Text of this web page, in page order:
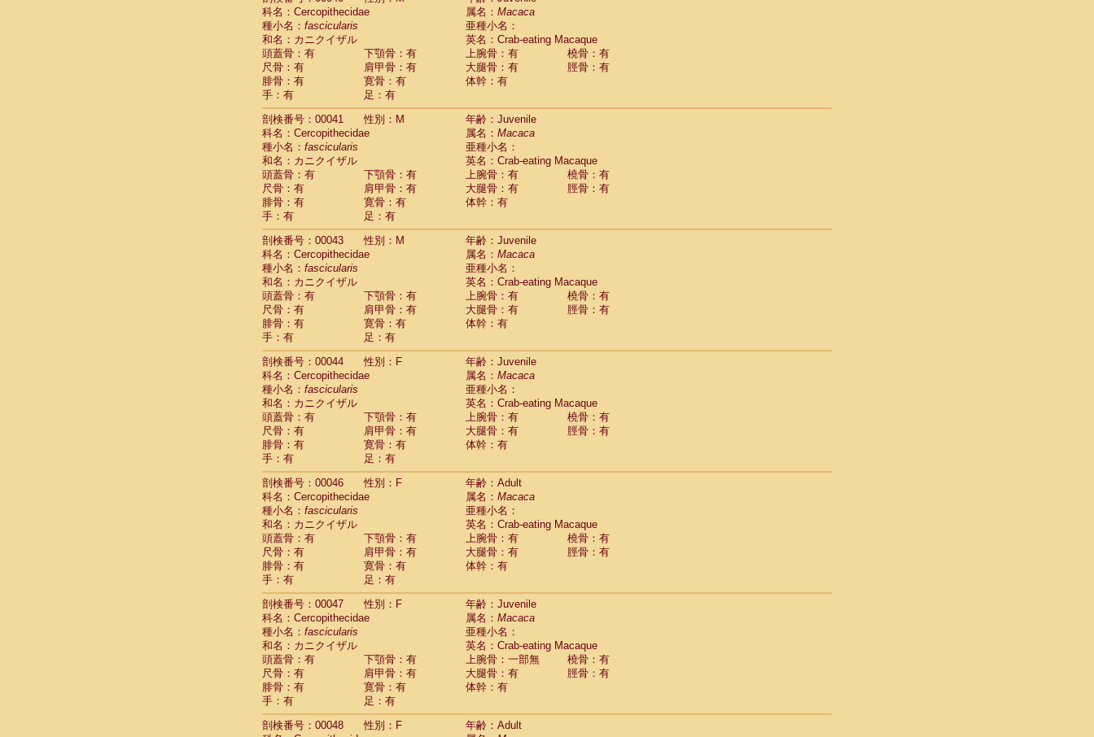
Cercopithecidae Trachypithecus cristatus(0)
Cercopithecidae Trachypithecus francoisi
Cercopithecidae Trachypithecus obscurus(5)
CercopithecidaeTrachypithecus pileatus
CercopithecidaeColobinae spp.(0)
CercopithecidaePresbytesinaespp.(0)
CercopithecidaeCercopithecidae
HylobatidaeHoolock hoolock(1)
HylobatidaeHylobates agilis
HylobatidaeHylobates klossii (0)
Hylobatidae
HylobatidaeHylobates moloch(2)
Hylobatidae Hylobates muelleri(0)
HylobatidaeHylobates pileatus(5)
Hylobatidae Hylobates
HylobatidaeHylobateshybrid(1)
HylobatidaeNomascus concolor(0)
HylobatidaeSymphalangus syndactylus(1)
Hominidae (0)
Hominidae
Hominidae Gorilla gorilla beringei(0)
Hominidae Gorilla gorilla gorilla(0)
Primates misc.(0)
Scandentia Dendrogale melanura
Scandentia Ptilocercus lowii
ScandentiaTupaia glis
Scandentia
Scandentia
科名：Cercopithecidae
属名： Macaca
種小名： fascicularis
亜種小名：
和名：カニクイザル
英名：Crab-eating Macaque
頭蓋骨：有
下顎骨：有 上腕骨：有
橈骨：有
尺骨：有
肩甲骨：有 大腿骨：有
脛骨：有
腓骨：有
寛骨：有
体幹：有
手：有
足：有
剖検番号：00041
性別：M
年齢：Juvenile
科名：Cercopithecidae
属名： Macaca
種小名： fascicularis
亜種小名：
和名：カニクイザル
英名：Crab-eating Macaque
頭蓋骨：有
下顎骨：有 上腕骨：有
橈骨：有
尺骨：有
肩甲骨：有 大腿骨：有
脛骨：有
腓骨：有
寛骨：有
体幹：有
手：有
足：有
剖検番号：00043
性別：M
年齢：Juvenile
科名：Cercopithecidae
属名： Macaca
種小名： fascicularis
亜種小名：
和名：カニクイザル
英名：Crab-eating Macaque
頭蓋骨：有
下顎骨：有 上腕骨：有
橈骨：有
尺骨：有
肩甲骨：有 大腿骨：有
脛骨：有
腓骨：有
寛骨：有
体幹：有
手：有
足：有
剖検番号：00044
性別：F
年齢：Juvenile
科名：Cercopithecidae
属名： Macaca
種小名： fascicularis
亜種小名：
和名：カニクイザル
英名：Crab-eating Macaque
頭蓋骨：有
下顎骨：有 上腕骨：有
橈骨：有
尺骨：有
肩甲骨：有 大腿骨：有
脛骨：有
腓骨：有
寛骨：有
体幹：有
手：有
足：有
剖検番号：00046
性別：F
年齢：Adult
科名：Cercopithecidae
属名： Macaca
種小名： fascicularis
亜種小名：
和名：カニクイザル
英名：Crab-eating Macaque
頭蓋骨：有
下顎骨：有 上腕骨：有
橈骨：有
尺骨：有
肩甲骨：有 大腿骨：有
脛骨：有
腓骨：有
寛骨：有
体幹：有
手：有
足：有
剖検番号：00047
性別：F
年齢：Juvenile
科名：Cercopithecidae
属名： Macaca
種小名： fascicularis
亜種小名：
和名：カニクイザル
英名：Crab-eating Macaque
頭蓋骨：有
下顎骨：有 上腕骨：一部無
橈骨：有
尺骨：有
肩甲骨：有 大腿骨：有
脛骨：有
腓骨：有
寛骨：有
体幹：有
手：有
足：有
剖検番号：00048
性別：F
年齢：Adult